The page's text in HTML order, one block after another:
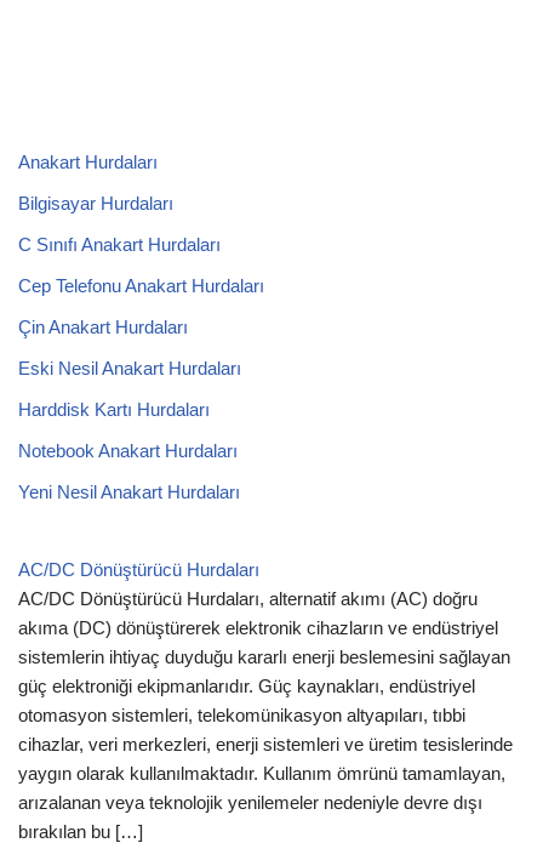
Anakart Hurdaları
Bilgisayar Hurdaları
C Sınıfı Anakart Hurdaları
Cep Telefonu Anakart Hurdaları
Çin Anakart Hurdaları
Eski Nesil Anakart Hurdaları
Harddisk Kartı Hurdaları
Notebook Anakart Hurdaları
Yeni Nesil Anakart Hurdaları
AC/DC Dönüştürücü Hurdaları
AC/DC Dönüştürücü Hurdaları, alternatif akımı (AC) doğru
akıma (DC) dönüştürerek elektronik cihazların ve endüstriyel
sistemlerin ihtiyaç duyduğu kararlı enerji beslemesini sağlayan
güç elektroniği ekipmanlarıdır. Güç kaynakları, endüstriyel
otomasyon sistemleri, telekomünikasyon altyapıları, tıbbi
cihazlar, veri merkezleri, enerji sistemleri ve üretim tesislerinde
yaygın olarak kullanılmaktadır. Kullanım ömrünü tamamlayan,
arızalanan veya teknolojik yenilemeler nedeniyle devre dışı
bırakılan bu […]